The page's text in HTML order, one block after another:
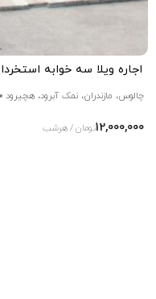
اجاره ویلا سه خوابه
چالوس، مازندران، نمک آبرود، هچیرود
12,000,000تومان / هرشب